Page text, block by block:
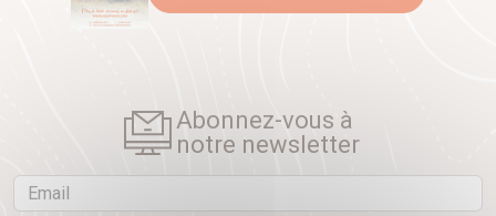
Abonnez-vous à
notre newsletter
Email